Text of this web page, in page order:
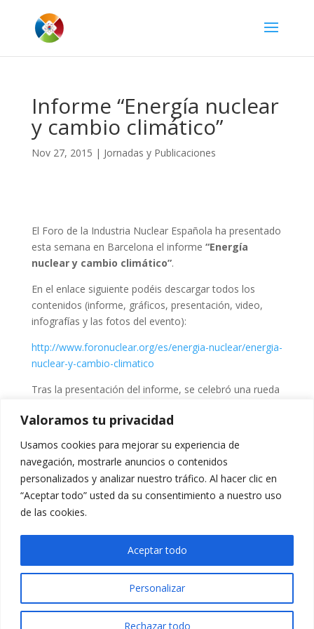
Valoramos tu privacidad
Usamos cookies para mejorar su experiencia de
navegación, mostrarle anuncios o contenidos
personalizados y analizar nuestro tráfico. Al hacer clic en
“Aceptar todo” usted da su consentimiento a nuestro uso
de las cookies.
Personalizar
Rechazar todo
Aceptar todo
Informe “Energía nuclear
y cambio climático”
Nov 27, 2015 | Jornadas y Publicaciones
El Foro de la Industria Nuclear Española ha presentado
esta semana en Barcelona el informe “Energía
nuclear y cambio climático”.
En el enlace siguiente podéis descargar todos los
contenidos (informe, gráficos, presentación, video,
infografías y las fotos del evento):
http://www.foronuclear.org/es/energia-nuclear/energia-
nuclear-y-cambio-climatico
Tras la presentación del informe, se celebró una rueda
comunicación.
En el enlace siguiente podéis descargar la nota de
prensa que se utilizó:
http://www.foronuclear.org/images/stories/recursos/sa
la-
_clim%C3%A1tico_25nov2015.pdf